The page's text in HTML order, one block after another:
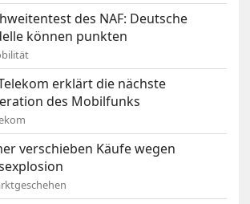
des NAF: Deutsche
können punkten
erklärt die nächste
des Mobilfunks
verschieben Käufe wegen